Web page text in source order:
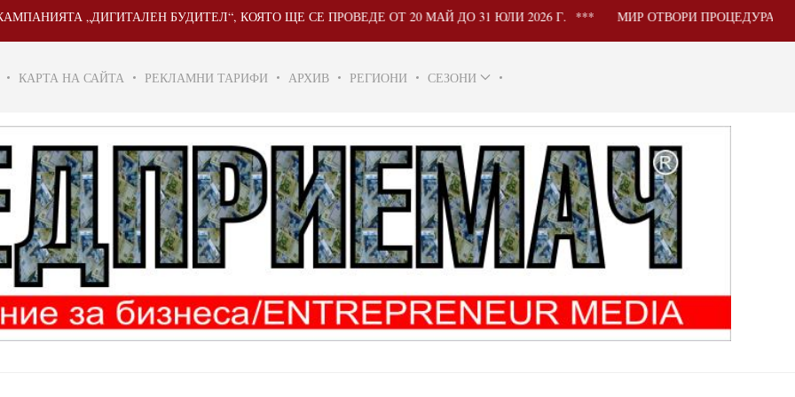
„ДИГИТАЛЕН БУДИТЕЛ“, КОЯТО ЩЕ СЕ ПРОВЕДЕ ОТ 20 МАЙ ДО 31 ЮЛИ 2026 Г. МИР ОТВОРИ ПРОЦЕДУРА ЗА
КАРТА НА САЙТА РЕКЛАМНИ ТАРИФИ АРХИВ РЕГИОНИ СЕЗОНИ